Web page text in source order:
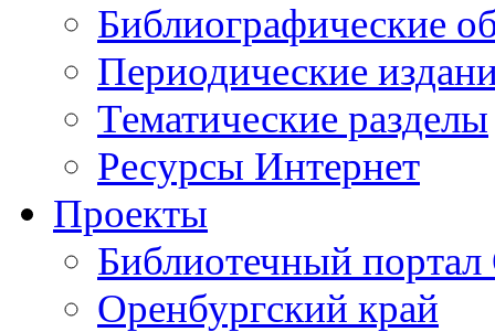
Библиографические
Периодические
Тематические разделы
Ресурсы Интернет
Проекты
Библиотечный портал
Оренбургский край